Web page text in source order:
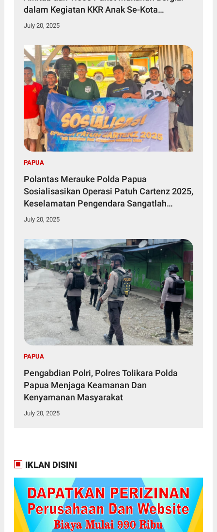
dalam Kegiatan KKR Anak Se-Kota
Jayapura
July 20, 2025
PAPUA
Polantas Merauke Polda Papua
Sosialisasikan Operasi Patuh Cartenz 2025,
Keselamatan Pengendara Sangatlah
Penting
July 20, 2025
PAPUA
Pengabdian Polri, Polres Tolikara Polda
Papua Menjaga Keamanan Dan
Kenyamanan Masyarakat
July 20, 2025
IKLAN DISINI